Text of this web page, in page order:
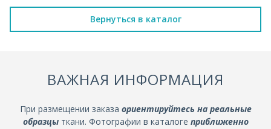
Вернуться в каталог
ВАЖНАЯ ИНФОРМАЦИЯ
При размещении заказа ориентируйтесь на реальные
образцыткани. Фотографии в каталоге приближенно